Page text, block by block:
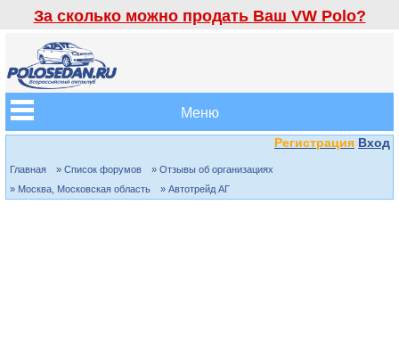
За сколько можно продать Ваш VW Polo?
Меню
Регистрация Вход
Главная » Список форумов
» Отзывы об организациях
» Москва, Московская область
» Автотрейд АГ